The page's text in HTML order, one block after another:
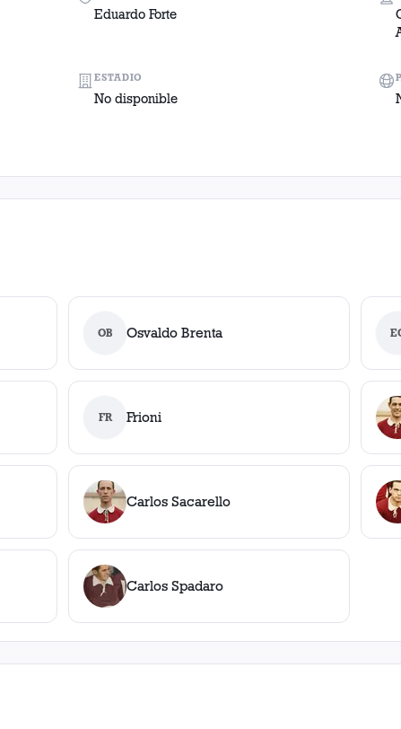
Eduardo Forte
ESTADIO
No disponible
OB Osvaldo Brenta
FR Frioni
Carlos Sacarello
Carlos Spadaro